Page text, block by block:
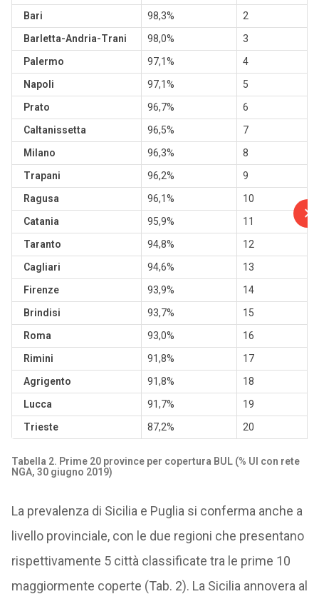
Bari
98,3%
2
Barletta-Andria-Trani
98,0%
3
Palermo
97,1%
4
Napoli
97,1%
5
Prato
96,7%
6
Caltanissetta
96,5%
7
Milano
96,3%
8
Trapani
96,2%
9
Ragusa
96,1%
10
Catania
95,9%
11
Taranto
94,8%
12
Cagliari
94,6%
13
Firenze
93,9%
14
Brindisi
93,7%
15
Roma
93,0%
16
Rimini
91,8%
17
Agrigento
91,8%
18
Lucca
91,7%
19
Trieste
87,2% 20
Tabella 2. Prime 20 province per copertura BUL (% UI con rete
NGA, 30 giugno 2019)
La prevalenza di Sicilia e Puglia si conferma anche a
livello provinciale, con le due regioni che presentano
rispettivamente 5 città classificate tra le prime 10
maggiormente coperte (Tab. 2). La Sicilia annovera al